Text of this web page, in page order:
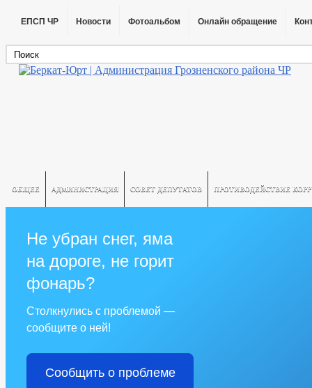
ЕПСП ЧР Новости Фотоальбом Онлайн обращение
ОБЩЕЕ АДМИНИСТРАЦИЯ СОВЕТ ДЕПУТАТОВ ПРОТИВОДЕЙСТВИЕ
Не убран снег, яма
на дороге, не горит
фонарь?
Столкнулись с проблемой —
сообщите о ней!
Сообщить о проблеме